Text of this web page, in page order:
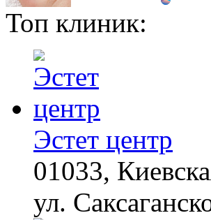
Ржу не переставая, это
видео пересмотришь
Королева вагона
оставит равнодушным
Ролик длится пару
секунд, но вы будете в
шоке от увиденного
Топ клиник:
Эстет центр
01033,
ул.